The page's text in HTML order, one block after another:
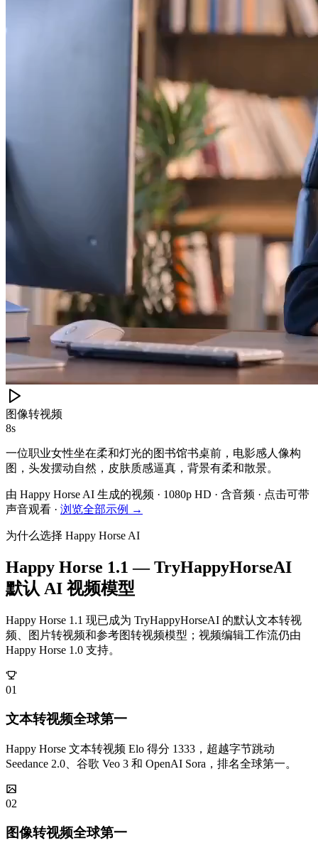
图像转视频
8s
一位职业女性坐在柔和灯光的图书馆书桌前，电影感人像构
图，头发摆动自然，皮肤质感逼真，背景有柔和散景。
由 Happy Horse AI 生成的视频 · 1080p HD · 含音频 · 点击可带
声音观看 · 浏览全部示例 →
为什么选择 Happy Horse AI
Happy Horse 1.1 — TryHappyHorseAI
默认 AI 视频模型
Happy Horse 1.1 现已成为 TryHappyHorseAI 的默认文本转视
频、图片转视频和参考图转视频模型；视频编辑工作流仍由
Happy Horse 1.0 支持。
01
文本转视频全球第一
Happy Horse 文本转视频 Elo 得分 1333，超越字节跳动
Seedance 2.0、谷歌 Veo 3 和 OpenAI Sora，排名全球第一。
02
图像转视频全球第一